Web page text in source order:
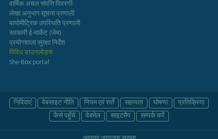
वार्षिक अचल संपत्ति विवरणी
लेखा अनुभाग सूचना प्रणाली
बायोमीट्रिक उपस्थिति प्रणाली
सरकारी ई-मार्केट (जेम)
प्रयोगशाला सुरक्षा निर्देश
विविध डाउनलोड्स
She-Box portal
निविदाएं वेबसाइट नीति नियम एवं शर्तें सहायता घोषणा
प्रतिक्रिया
कैसे पहुँचे
वेबमेल साइटमैप सम्पर्क करें